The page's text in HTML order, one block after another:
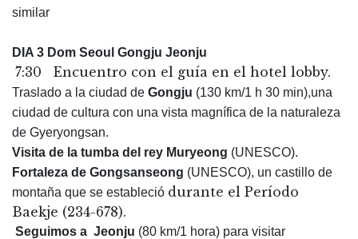
similar
DIA 3 Dom Seoul Gongju Jeonju
7:30 Encuentro con el guía en el hotel lobby.
Traslado a la ciudad de Gongju (130 km/1 h 30 min),una
ciudad de cultura con una vista magnífica de la naturaleza
de Gyeryongsan.
Visita de la tumba del rey Muryeong (UNESCO).
Fortaleza de Gongsanseong (UNESCO), un castillo de
montaña que se estableció durante el Período
Baekje (234-678).
Seguimos a Jeonju (80 km/1 hora) para visitar